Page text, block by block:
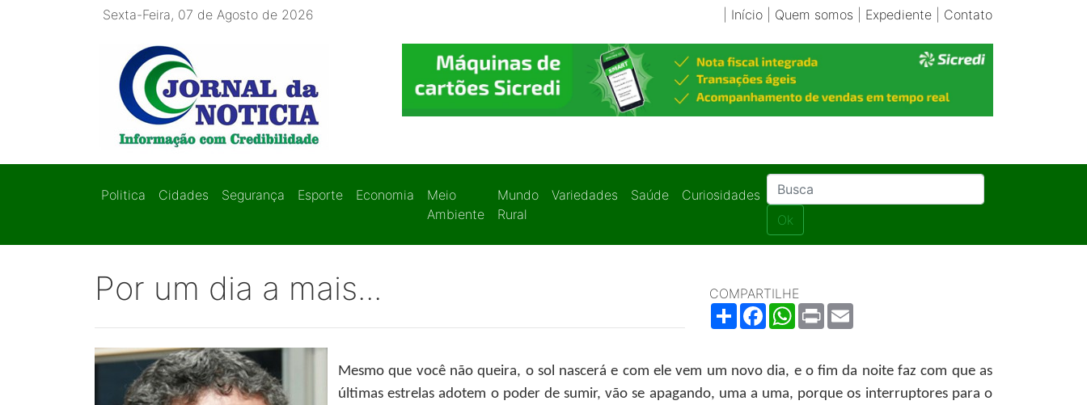
Sexta-Feira, 07 de Agosto de 2026 Início| Quem somos Expediente| Contato
Politica Cidades Segurança Esporte Economia
Meio
Ambiente
Mundo
Rural
Variedades Saúde
Curiosidades
Ok
Por um dia a mais...
COMPARTILHE
ShareFacebookWhatsApp
Print
Mesmo que você não queira, o sol nascerá e com ele vem um novo dia, e o fim da noite faz com que as
últimas estrelas adotem o poder de sumir, vão se apagando, uma a uma, porque os interruptores para o